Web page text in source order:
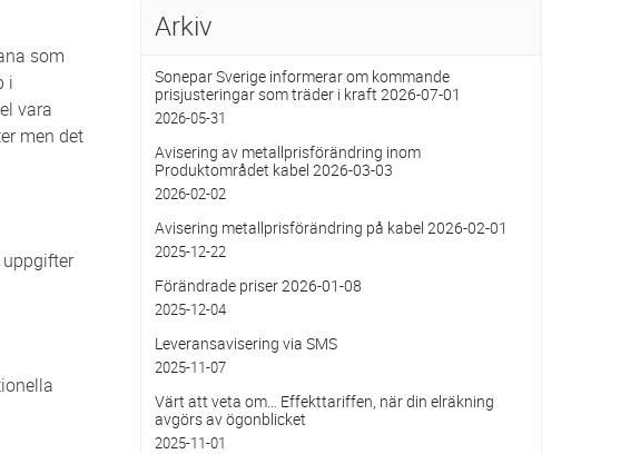
som
i
vara
men det
Arkiv
Sonepar Sverige informerar om kommande
prisjusteringar som träder i kraft 2026-07-01
2026-05-31
Avisering av metallprisförändring inom
Produktområdet kabel 2026-03-03
2026-02-02
Avisering metallprisförändring på kabel 2026-02-01
2025-12-22
Förändrade priser 2026-01-08
2025-12-04
Leveransavisering via SMS
2025-11-07
Värt att veta om… Effekttariffen, när din elräkning
avgörs av ögonblicket
2025-11-01